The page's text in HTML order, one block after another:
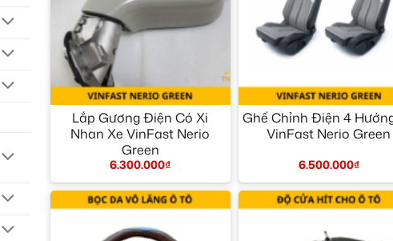
+
Lắp Gương Điện Có Xi
Nhan Xe VinFast Nerio
Green
6.300.000₫
+
Ghế Chỉnh Điện 4
VinFast Nerio Green
6.500.000₫